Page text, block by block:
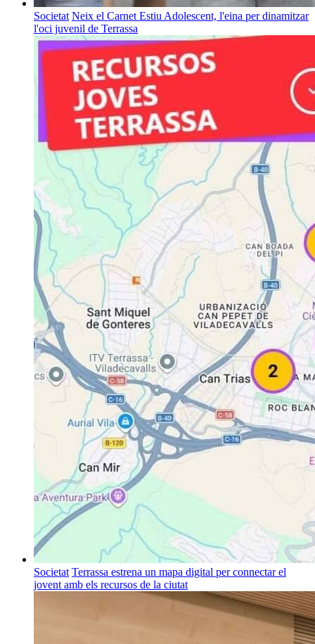
Societat Neix el Carnet Estiu Adolescent, l'eina per dinamitzar
l'oci juvenil de Terrassa
Societat Terrassa estrena un mapa digital per connectar el
jovent amb els recursos de la ciutat